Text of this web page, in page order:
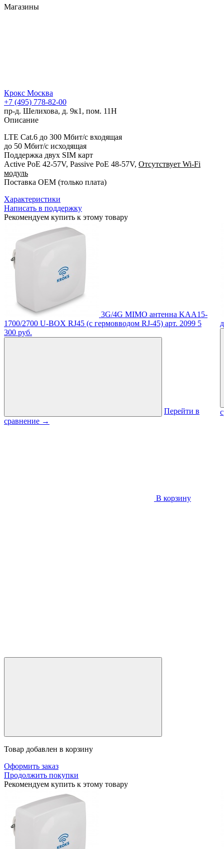
Магазины
Крокс Москва
+7 (495) 778-82-00
пр-д. Шелихова, д. 9к1, пом. 11Н
Описание
LTE Cat.6 до 300 Мбит/c входящая
до 50 Мбит/с исходящая
Поддержка двух SIM карт
Active PoE 42-57V, Passive PoE 48-57V, Отсутствует Wi-Fi
модуль
Поставка OEM (только плата)
Характеристики
Написать в поддержку
Рекомендуем купить к этому товару
3G/4G MIMO антенна KAA15-
1700/2700 U-BOX RJ45 (с гермовводом RJ-45) арт. 2099 5
300 руб.
Перейти в
сравнение →
В корзину
Товар добавлен в корзину
Оформить заказ
Продолжить покупки
Рекомендуем купить к этому товару